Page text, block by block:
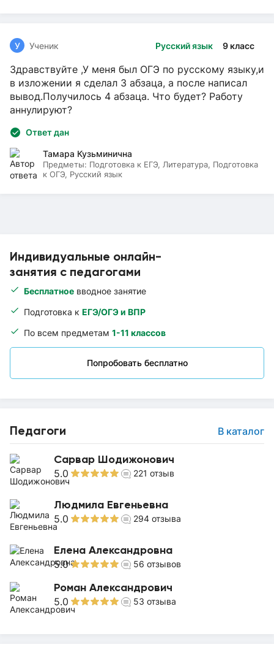
Индивидуальные онлайн-
занятия с педагогами
Бесплатное вводное занятие
Подготовка к ЕГЭ/ОГЭ и ВПР
По всем предметам 1-11 классов
Попробовать бесплатно
Педагоги В каталог
Сарвар Шодижонович
5.0 221 отзыв
Людмила Евгеньевна
5.0 294 отзыва
Елена Александровна
5.0 56 отзывов
Роман Александрович
5.0 53 отзыва
Русский язык 9 класс
У Ученик
Здравствуйте ,У меня был ОГЭ по русскому языку,и
в изложении я сделал 3 абзаца, а после написал
вывод.Получилось 4 абзаца. Что будет? Работу
аннулируют?
Ответ дан
Тамара Кузьминична
Предметы: Подготовка к ЕГЭ, Литература, Подготовка
к ОГЭ, Русский язык